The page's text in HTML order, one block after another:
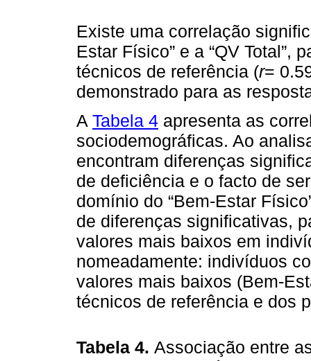
Existe uma correlação
Estar Físico” e a “QV Total”,
técnicos de referência (r=
demonstrado para as
A Tabela 4 apresenta as
sociodemográficas. Ao
encontram diferenças
de deficiência e o facto de
domínio do “Bem-Estar
de diferenças significativas,
valores mais baixos em
nomeadamente: indivíduos
valores mais baixos (Bem-
técnicos de referência e dos
Tabela 4. Associação entre